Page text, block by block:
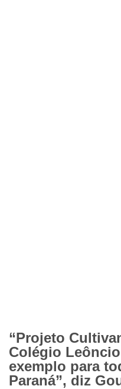
“Projeto
Colégio
exemplo para
Paraná”, diz